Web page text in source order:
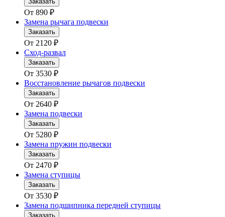
От 890 ₽
Замена рычага подвески
Заказать
От 2120 ₽
Сход-развал
Заказать
От 3530 ₽
Восстановление рычагов подвески
Заказать
От 2640 ₽
Замена подвески
Заказать
От 5280 ₽
Замена пружин подвески
Заказать
От 2470 ₽
Замена ступицы
Заказать
От 3530 ₽
Замена подшипника передней ступицы
Заказать